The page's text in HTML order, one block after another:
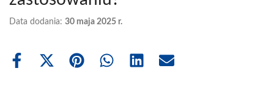
Data dodania: 30 maja 2025 r.
Share
Share Share Share Share Share